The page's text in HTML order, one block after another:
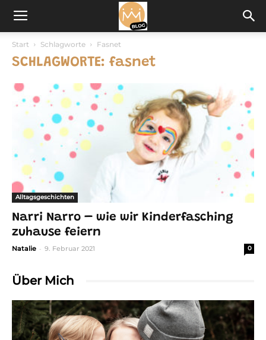
Start Schlagworte Fasnet
SCHLAGWORTE: fasnet
Alltagsgeschichten
Narri Narro – wie wir Kinderfasching
zuhause feiern
Natalie - 9. Februar 2021 0
Über Mich